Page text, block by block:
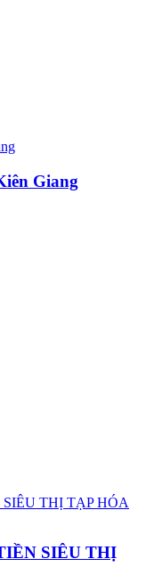
Giang
SIÊU THỊ